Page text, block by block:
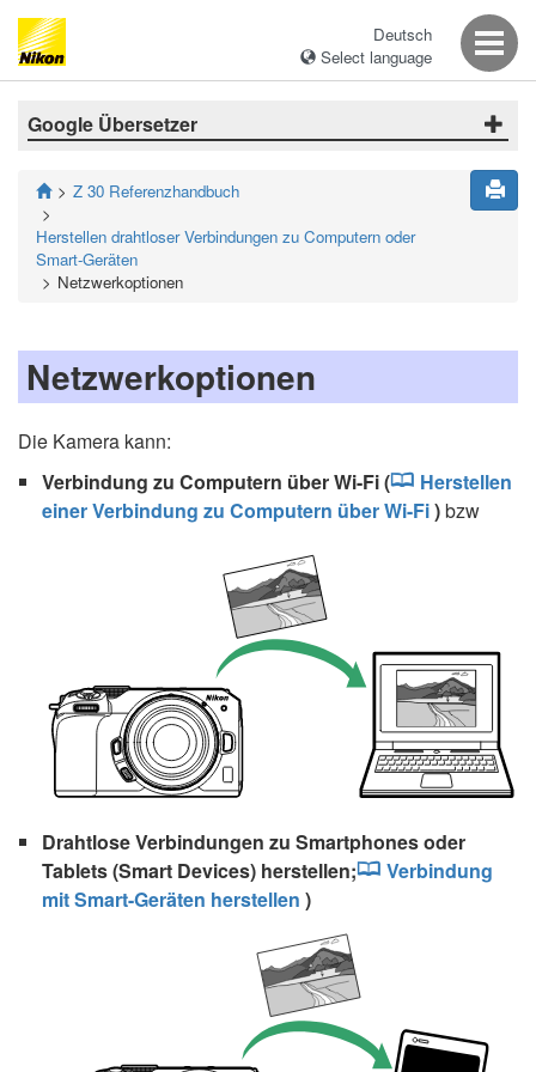
Deutsch
Select language
Google Übersetzer
Z 30 Referenzhandbuch
Herstellen drahtloser Verbindungen zu Computern oder
Smart-Geräten
Netzwerkoptionen
Netzwerkoptionen
Die Kamera kann:
Verbindung zu Computern über Wi-Fi (
Herstellen
einer Verbindung zu Computern über Wi-Fi)bzw
Drahtlose Verbindungen zu Smartphones oder
Tablets (Smart Devices) herstellen;
Verbindung
mit Smart-Geräten herstellen )